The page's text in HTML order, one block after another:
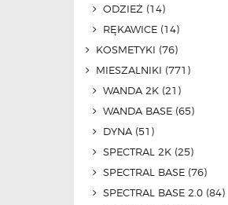
ODZIEŻ (14)
RĘKAWICE (14)
KOSMETYKI (76)
MIESZALNIKI (771)
WANDA 2K (21)
WANDA BASE (65)
DYNA (51)
SPECTRAL 2K (25)
SPECTRAL BASE (76)
SPECTRAL BASE 2.0 (84)